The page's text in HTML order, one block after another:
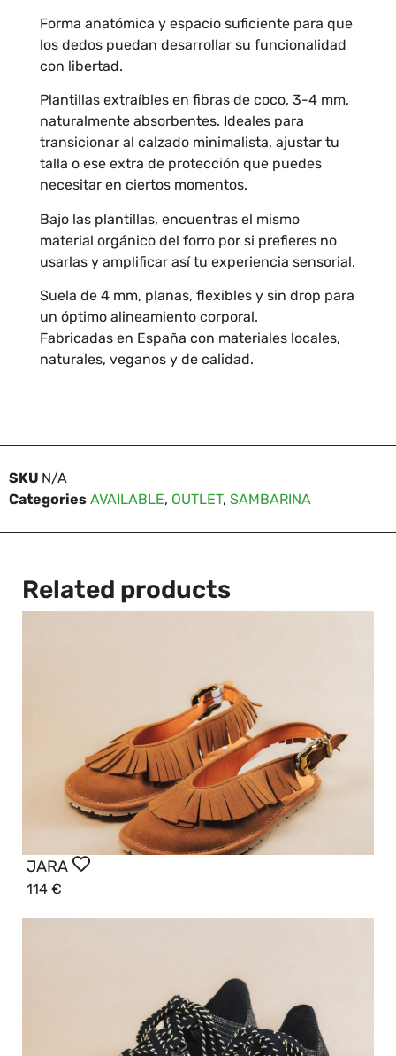
Forma anatómica y espacio suficiente para que
los dedos puedan desarrollar su funcionalidad
con libertad.
Plantillas extraíbles en fibras de coco, 3-4 mm,
naturalmente absorbentes. Ideales para
transicionar al calzado minimalista, ajustar tu
talla o ese extra de protección que puedes
necesitar en ciertos momentos.
Bajo las plantillas, encuentras el mismo
material orgánico del forro por si prefieres no
usarlas y amplificar así tu experiencia sensorial.
Suela de 4 mm, planas, flexibles y sin drop para
un óptimo alineamiento corporal.
Fabricadas en España con materiales locales,
naturales, veganos y de calidad.
SKU N/A
Categories AVAILABLE, OUTLET, SAMBARINA
Related products
JARA
114 €